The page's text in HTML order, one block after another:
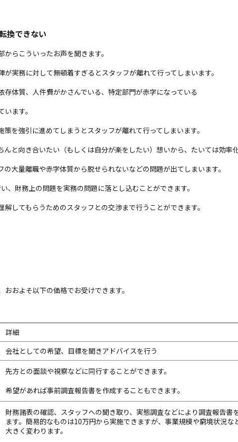
換できない
らこういったお声を聞きます。
実務に対して無頓着すぎるとスタッフが離れて行ってしまいます。
体質、人件費がかさんでいる、特定部門が赤字になっている
ます。
を強引に進めてしまうとスタッフが離れて行ってしまいます。
と向き合いたい（もしくは自分が楽をしたい）想いから、たいては効率
大量離職や赤字体質から脱せられないなどの問題が出てしまいます。
、財務上の問題を実務の問題に落とし込むことができます。
してもらうためのスタッフとの交渉まで行うことができます。
およそ以下の価格でお受けできます。
詳細
会社としての希望、目標を聞きアドバイスを行う
先方との面談や視察などに同行することができます。
希望があれば事前調査報告書を作成することもできます。
財務諸表の確認、スタッフへの聞き取り、実態調査などにより調査報告書
ます。簡易的なものは10万円から実施できますが、事業規模や窮境状況な
大きく変わります。